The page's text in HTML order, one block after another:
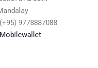
9778887088